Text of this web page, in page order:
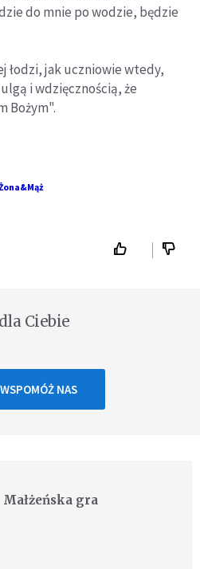
do mnie po wodzie, będzie
łodzi, jak uczniowie wtedy,
i wdzięcznością, że
Bożym".
Ciebie
WSPOMÓŻ NAS
Małżeńska gra